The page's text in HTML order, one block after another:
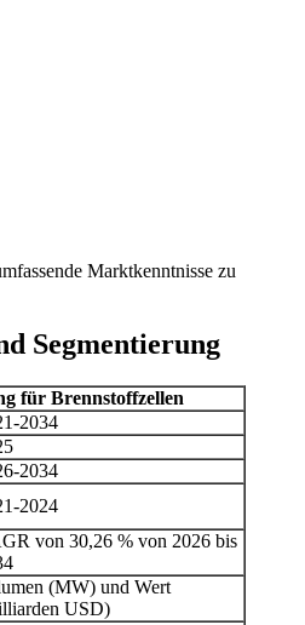
Marktkenntnisse zu
Segmentierung
für Brennstoffzellen
2034
2034
2024
von 30,26 % von 2026 bis
(MW) und Wert
USD)